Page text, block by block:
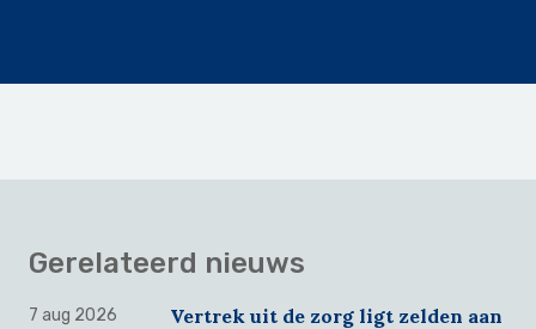
Gerelateerd nieuws
7 aug 2026
Vertrek uit de zorg ligt zelden aan